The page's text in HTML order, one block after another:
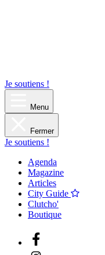
Je soutiens !
Menu
Fermer
Je soutiens !
Agenda
Magazine
Articles
City Guide
Clutcho'
Boutique